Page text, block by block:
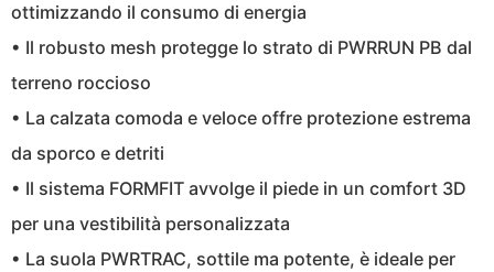
ottimizzando il consumo di energia
• Il robusto mesh protegge lo strato di PWRRUN PB dal
terreno roccioso
• La calzata comoda e veloce offre protezione estrema
da sporco e detriti
• Il sistema FORMFIT avvolge il piede in un comfort 3D
per una vestibilità personalizzata
• La suola PWRTRAC, sottile ma potente, è ideale per